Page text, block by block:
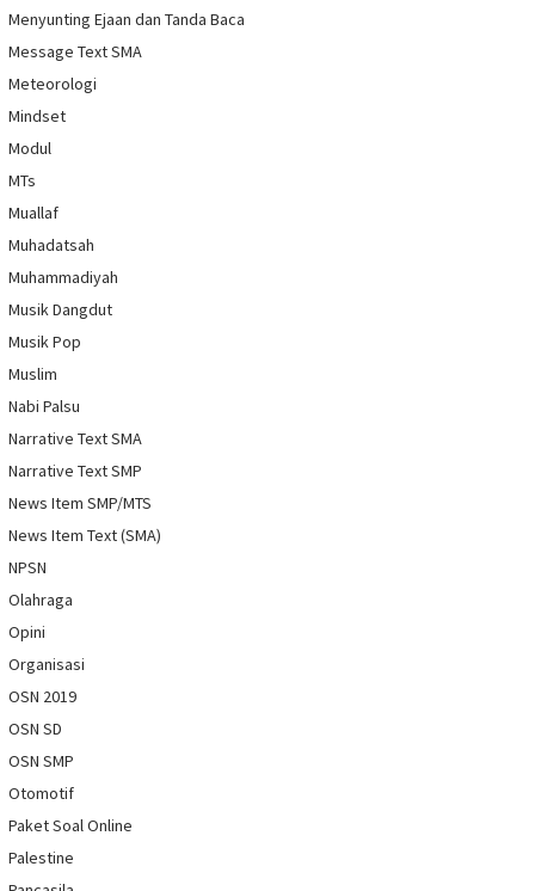
Menyunting Ejaan dan Tanda Baca
Message Text SMA
Meteorologi
Mindset
Modul
MTs
Muallaf
Muhadatsah
Muhammadiyah
Musik Dangdut
Musik Pop
Muslim
Nabi Palsu
Narrative Text SMA
Narrative Text SMP
News Item SMP/MTS
News Item Text (SMA)
NPSN
Olahraga
Opini
Organisasi
OSN 2019
OSN SD
OSN SMP
Otomotif
Paket Soal Online
Palestine